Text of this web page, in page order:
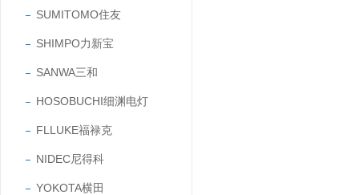
SUMITOMO住友
SHIMPO力新宝
SANWA三和
HOSOBUCHI细渊电灯
FLLUKE福禄克
NIDEC尼得科
YOKOTA横田